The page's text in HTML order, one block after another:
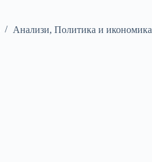
Анализи, Политика и икономика